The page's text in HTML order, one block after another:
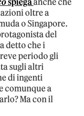
oltre a
o Singapore.
del
detto che i
periodo gli
sugli altri
di ingenti
comunque a
Ma con il